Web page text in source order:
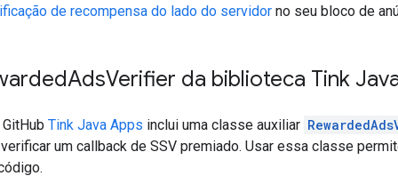
de recompensa do lado do servidor no seu bloco de
AdsVerifier da biblioteca Tink
Tink Java Apps inclui uma classe auxiliar
um callback de SSV premiado. Usar essa classe